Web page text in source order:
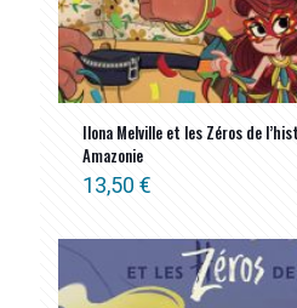
Ilona Melville et les Zéros de
Amazonie
13,50 €